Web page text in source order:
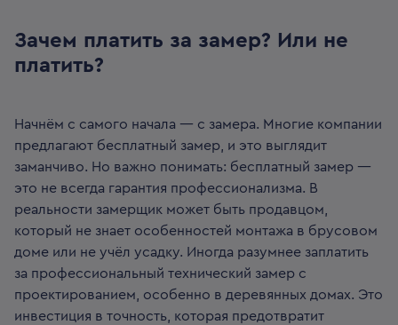
Зачем платить за замер? Или не
платить?
Начнём с самого начала — с замера. Многие компании
предлагают бесплатный замер, и это выглядит
заманчиво. Но важно понимать: бесплатный замер —
это не всегда гарантия профессионализма. В
реальности замерщик может быть продавцом,
который не знает особенностей монтажа в брусовом
доме или не учёл усадку. Иногда разумнее заплатить
за профессиональный технический замер с
проектированием, особенно в деревянных домах. Это
инвестиция в точность, которая предотвратит